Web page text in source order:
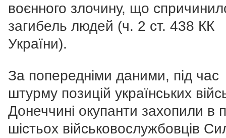
воєнного злочину, що
загибель людей (ч. 2 ст. 438 КК
України).
За попередніми даними, під час
штурму позицій українських
Донеччині окупанти захопили в
шістьох військовослужбовців